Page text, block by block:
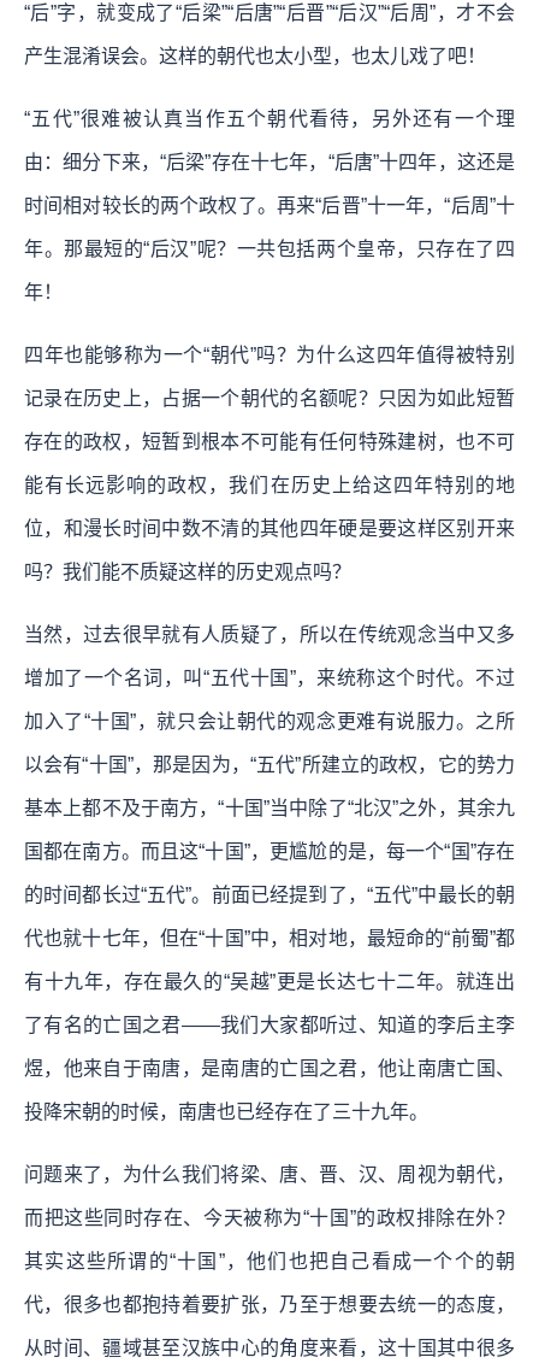
“后”字，就变成了“后梁”“后唐”“后晋”“后汉”“后周”，才不会
产生混淆误会。这样的朝代也太小型，也太儿戏了吧！
“五代”很难被认真当作五个朝代看待，另外还有一个理
由：细分下来，“后梁”存在十七年，“后唐”十四年，这还是
时间相对较长的两个政权了。再来“后晋”十一年，“后周”十
年。那最短的“后汉”呢？一共包括两个皇帝，只存在了四
年！
四年也能够称为一个“朝代”吗？为什么这四年值得被特别
记录在历史上，占据一个朝代的名额呢？只因为如此短暂
存在的政权，短暂到根本不可能有任何特殊建树，也不可
能有长远影响的政权，我们在历史上给这四年特别的地
位，和漫长时间中数不清的其他四年硬是要这样区别开来
吗？我们能不质疑这样的历史观点吗？
当然，过去很早就有人质疑了，所以在传统观念当中又多
增加了一个名词，叫“五代十国”，来统称这个时代。不过
加入了“十国”，就只会让朝代的观念更难有说服力。之所
以会有“十国”，那是因为，“五代”所建立的政权，它的势力
基本上都不及于南方，“十国”当中除了“北汉”之外，其余九
国都在南方。而且这“十国”，更尴尬的是，每一个“国”存在
的时间都长过“五代”。前面已经提到了，“五代”中最长的朝
代也就十七年，但在“十国”中，相对地，最短命的“前蜀”都
有十九年，存在最久的“吴越”更是长达七十二年。就连出
了有名的亡国之君——我们大家都听过、知道的李后主李
煜，他来自于南唐，是南唐的亡国之君，他让南唐亡国、
投降宋朝的时候，南唐也已经存在了三十九年。
问题来了，为什么我们将梁、唐、晋、汉、周视为朝代，
而把这些同时存在、今天被称为“十国”的政权排除在外？
其实这些所谓的“十国”，他们也把自己看成一个个的朝
代，很多也都抱持着要扩张，乃至于想要去统一的态度，
从时间、疆域甚至汉族中心的角度来看，这十国其中很多